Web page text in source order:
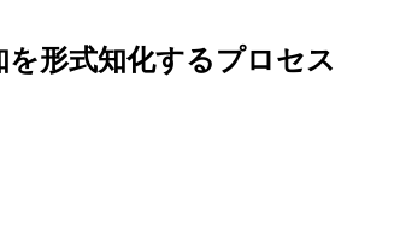
形式知化するプロセス